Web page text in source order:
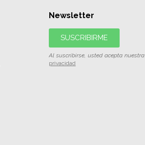
Newsletter
SUSCRIBIRME
Al suscribirse, usted acepta nuestra
privacidad